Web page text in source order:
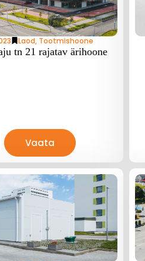
Laod, Tootmishoone
tn 21 rajatav ärihoone
Vaata